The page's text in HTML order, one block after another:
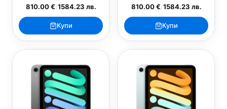
810.00 €/1584.23 лв.
Купи
810.00 €/1584.23 лв.
Купи